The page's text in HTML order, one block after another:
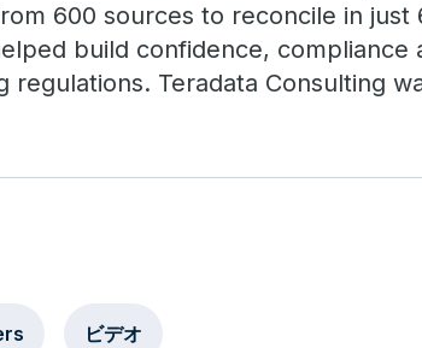
600 sources to reconcile in just
build confidence, compliance
Teradata Consulting
ビデオ